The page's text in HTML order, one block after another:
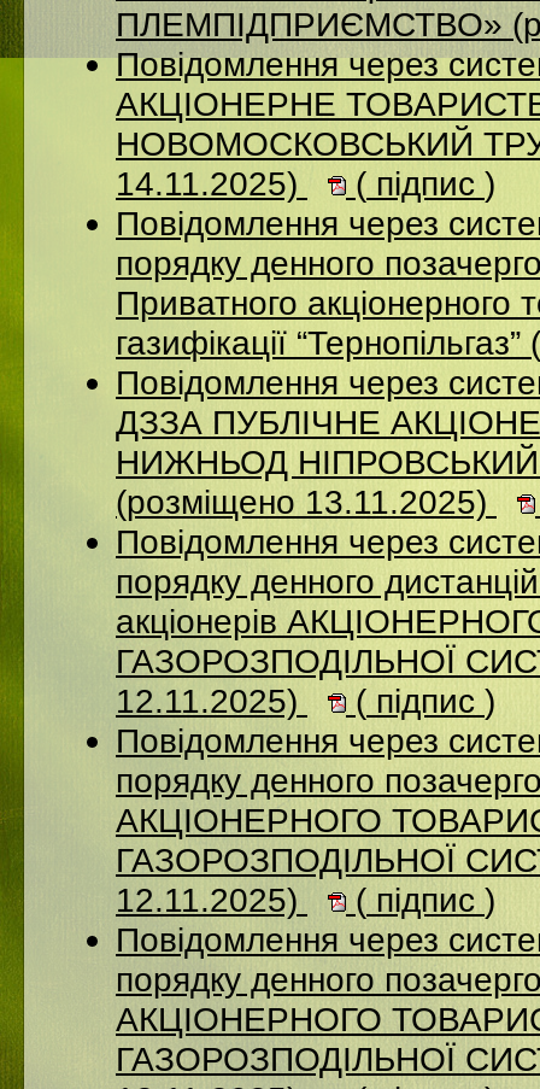
ПЛЕМПІДПРИЄМСТВО»
Повідомлення через
АКЦIОНЕРНЕ
НОВОМОСКОВСЬКИЙ
14.11.2025)
( підпис )
Повідомлення через
порядку денного
Приватного акціонерного
газифікації
Повідомлення через
ДЗЗА ПУБЛІЧНЕ
НИЖНЬОД
(розміщено 13.11.2025)
Повідомлення через
порядку денного
акціонерів
ГАЗОРОЗПОДІЛЬНОЇ
12.11.2025)
( підпис )
Повідомлення через
порядку денного
АКЦІОНЕРНОГО
ГАЗОРОЗПОДІЛЬНОЇ
12.11.2025)
( підпис )
Повідомлення через
порядку денного
АКЦІОНЕРНОГО
ГАЗОРОЗПОДІЛЬНОЇ